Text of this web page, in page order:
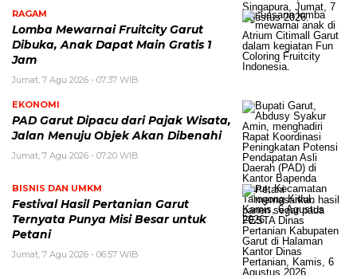
RAGAM
Lomba Mewarnai Fruitcity Garut
Dibuka, Anak Dapat Main Gratis 1
Jam
Jumat, 7 Agu 2026 - 07:37 WIB
EKONOMI
PAD Garut Dipacu dari Pajak Wisata,
Jalan Menuju Objek Akan Dibenahi
Jumat, 7 Agu 2026 - 07:20 WIB
BISNIS DAN UMKM
Festival Hasil Pertanian Garut
Ternyata Punya Misi Besar untuk
Petani
Jumat, 7 Agu 2026 - 06:57 WIB